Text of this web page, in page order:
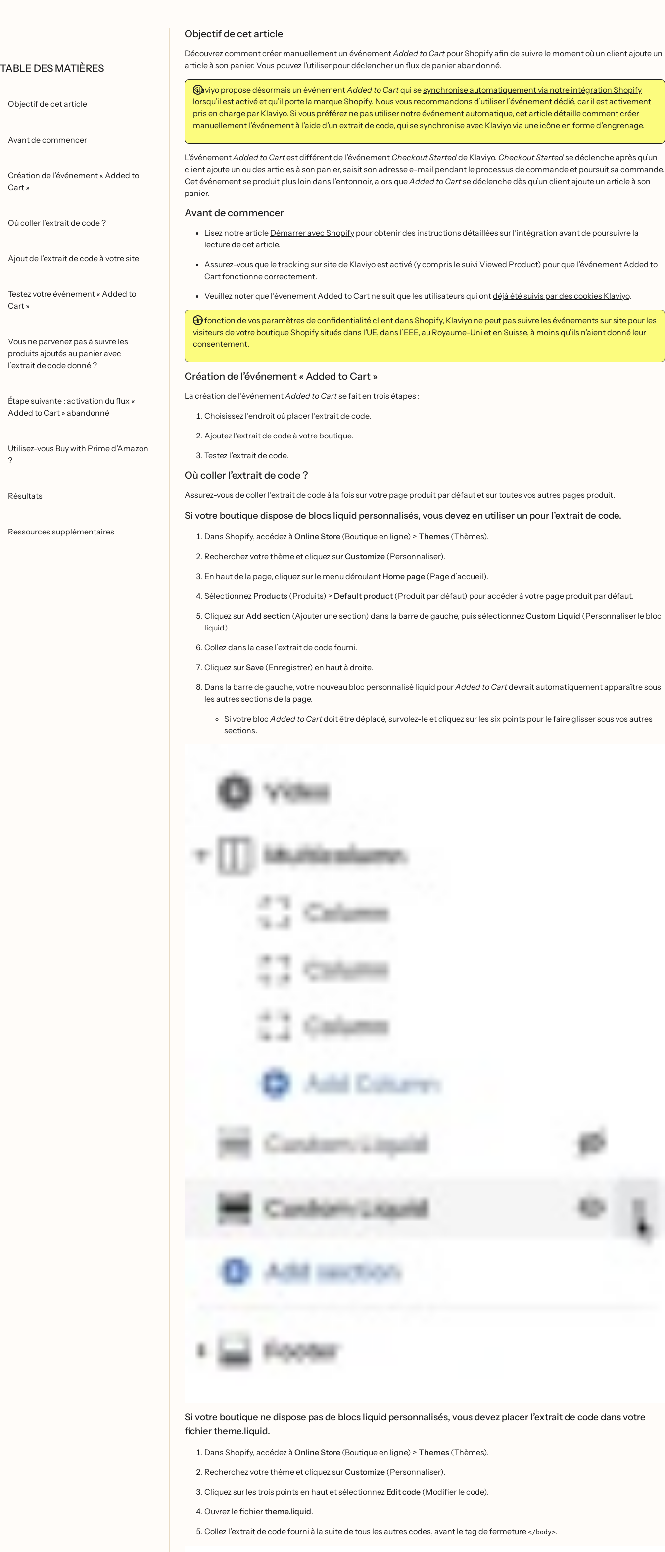
TABLE DES MATIÈRES
Objectif de cet article
Avant de commencer
Création de l’événement « Added to
Cart »
Où coller l’extrait de code ?
Ajout de l’extrait de code à votre site
Testez votre événement « Added to
Cart »
Vous ne parvenez pas à suivre les
produits ajoutés au panier avec
l’extrait de code donné ?
Étape suivante : activation du flux «
Added to Cart » abandonné
Utilisez-vous Buy with Prime d’Amazon
?
Résultats
Ressources supplémentaires
Objectif de cet article
Découvrez comment créer manuellement un événementAdded to Cartpour Shopify afin de suivre le moment où un client ajoute un
article à son panier. Vous pouvez l’utiliser pour déclencher un flux de panier abandonné.
Klaviyo propose désormais un événementAdded to Cartqui sesynchronise automatiquement via notre intégration Shopify
lorsqu’il est activéet qu’il porte la marque Shopify. Nous vous recommandons d’utiliser l’événement dédié, car il est activement
pris en charge par Klaviyo. Si vous préférez ne pas utiliser notre événement automatique, cet article détaille comment créer
manuellement l’événement à l’aide d’un extrait de code, qui se synchronise avec Klaviyo via une icône en forme d’engrenage.
L’événementAdded to Cartest différent de l’événement Checkout Startedde Klaviyo. Checkout Startedse déclenche après qu’un
client ajoute un ou des articles à son panier, saisit son adresse e-mail pendant le processus de commande et poursuit sa commande.
Cet événement se produit plus loin dans l’entonnoir, alors queAdded to Cartse déclenche dès qu’un client ajoute un article à son
panier.
Avant de commencer
Lisez notre article Démarrer avec Shopify pour obtenir des instructions détaillées sur l’intégration avant de poursuivre la
lecture de cet article.
Assurez-vous que letracking sur site de Klaviyo est activé (y compris le suivi Viewed Product) pour que l’événement Added to
Cart fonctionne correctement.
Veuillez noter que l’événement Added to Cart ne suit que les utilisateurs qui ontdéjà été suivis par des cookies Klaviyo.
En fonction de vos paramètres de confidentialité client dans Shopify, Klaviyo ne peut pas suivre les événements sur site pour les
visiteurs de votre boutique Shopify situés dans l’UE, dans l’EEE, au Royaume-Uni et en Suisse, à moins qu’ils n’aient donné leur
consentement.
Création de l’événement « Added to Cart »
La création de l’événementAdded to Cartse fait en trois étapes :
Choisissez l’endroit où placer l’extrait de code.
Ajoutez l’extrait de code à votre boutique.
Testez l’extrait de code.
Où coller l’extrait de code ?
Assurez-vous de coller l’extrait de code à la fois sur votre page produit par défaut et sur toutes vos autres pages produit.
Si votre boutique dispose de blocs liquid personnalisés, vous devez en utiliser un pour l’extrait de code.
Dans Shopify, accédez à Online Store (Boutique en ligne) > Themes (Thèmes).
Recherchez votre thème et cliquez surCustomize (Personnaliser).
En haut de la page, cliquez sur le menu déroulant Home page (Page d’accueil).
Sélectionnez Products (Produits) > Default product (Produit par défaut) pour accéder à votre page produit par défaut.
Cliquez surAdd section (Ajouter une section) dans la barre de gauche, puis sélectionnezCustom Liquid (Personnaliser le bloc
liquid).
Collez dans la case l’extrait de code fourni.
Cliquez surSave (Enregistrer) en haut à droite.
Dans la barre de gauche, votre nouveau bloc personnalisé liquid pourAdded to Cartdevrait automatiquement apparaître sous
les autres sections de la page.
Si votre blocAdded to Cartdoit être déplacé, survolez-le et cliquez sur les six points pour le faire glisser sous vos autres
sections.
Si votre boutique ne dispose pas de blocs liquid personnalisés, vous devez placer l’extrait de code dans votre
fichier theme.liquid.
Dans Shopify, accédez à Online Store (Boutique en ligne) > Themes (Thèmes).
Recherchez votre thème et cliquez surCustomize (Personnaliser).
Cliquez sur les trois points en haut et sélectionnez Edit code (Modifier le code).
Ouvrez le fichiertheme.liquid.
Collez l’extrait de code fourni à la suite de tous les autres codes, avant le tag de fermeture </body>.